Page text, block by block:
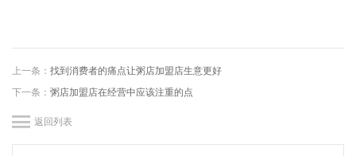
上一条： 找到消费者的痛点让粥店加盟店生意更好
下一条： 粥店加盟店在经营中应该注重的点
返回列表